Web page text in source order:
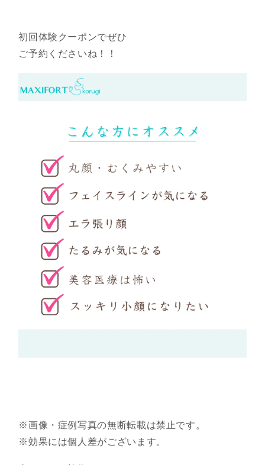
初回体験クーポンでぜひ
ご予約くださいね！！
※画像・症例写真の無断転載は禁止です。
※効果には個人差がございます。